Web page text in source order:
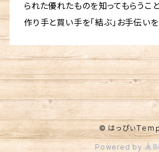
られた優れたものを知ってもらうこと
作り手と買い手を「結ぶ」お手伝いを
© はっぴぃＴｅm
Powered by